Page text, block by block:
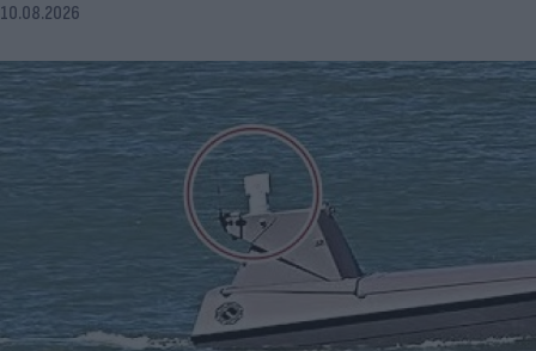
γνωστού ξενοδοχείου – Έπεσε από τον 6ο όροφο
10.08.2026